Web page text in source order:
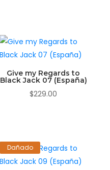
Give my Regards to
Black Jack 07 (España)
$229.00
Dañado